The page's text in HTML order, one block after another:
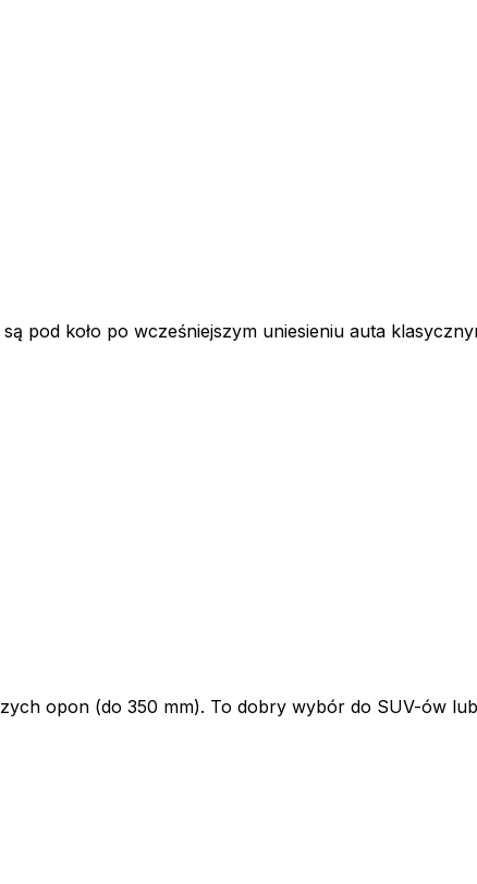
pod koło po wcześniejszym uniesieniu auta
opon (do 350 mm). To dobry wybór do SUV-ów